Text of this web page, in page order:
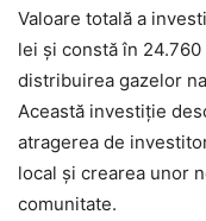
Valoare totală a
lei și constă în
distribuirea gazelor
Această investiție
atragerea de
local și crearea unor
comunitate.